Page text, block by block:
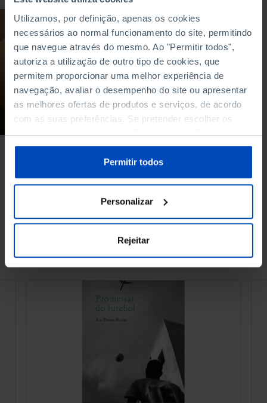
Utilizamos, por definição, apenas os cookies
necessários ao normal funcionamento do site, permitindo
que navegue através do mesmo. Ao "Permitir todos",
autoriza a utilização de outro tipo de cookies, que
permitem proporcionar uma melhor experiência de
navegação, avaliar o desempenho do site ou apresentar
as melhores ofertas de produtos e serviços, de acordo
com as suas preferências. Se pretender escolher os
tipos de cookies, clique em "Personalizar". Saiba mais
sobre cookies através da gestão de preferências ou da
Política de Cookies.
Permitir todos
Personalizar
Rejeitar
PODCAST
GEOPOLÍTICA:
estamos à beira de
uma nova ordem
global?
20/03/2022
43 MIN
Ver mais
À venda na Livraria